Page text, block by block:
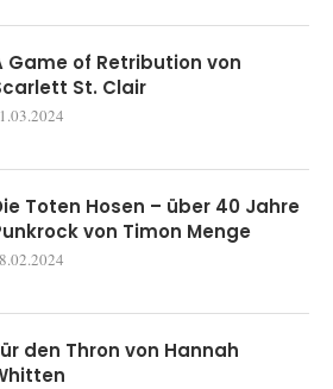
Game of Retribution von
St. Clair
Toten Hosen – über 40 Jahre
von Timon Menge
den Thron von Hannah